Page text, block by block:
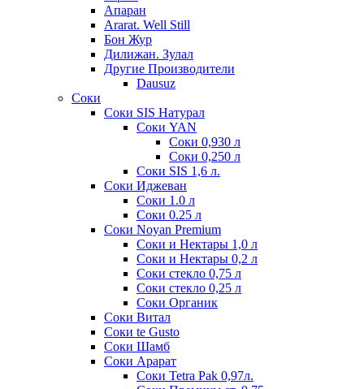
Апаран
Ararat. Well Still
Бон Жур
Дилижан. Зулал
Другие Производители
Dausuz
Соки
Соки SIS Натурал
Соки YAN
Соки 0,930 л
Соки 0,250 л
Соки SIS 1,6 л.
Соки Иджеван
Соки 1.0 л
Соки 0.25 л
Соки Noyan Premium
Соки и Нектары 1,0 л
Соки и Нектары 0,2 л
Соки стекло 0,75 л
Соки стекло 0,25 л
Соки Органик
Соки Витал
Соки te Gusto
Соки Шамб
Соки Арарат
Соки Tetra Pak 0,97л.